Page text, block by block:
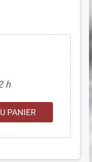
h
PANIER